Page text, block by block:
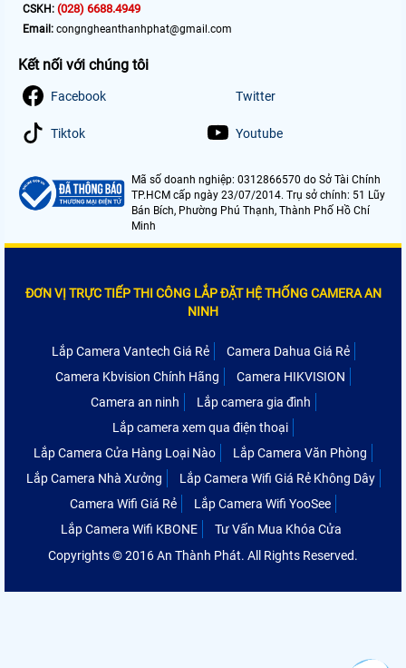
CSKH: (028) 6688.4949
Email: congngheanthanhphat@gmail.com
Kết nối với chúng tôi
Facebook Twitter
Tiktok Youtube
Mã số doanh nghiệp: 0312866570 do Sở Tài Chính
TP.HCM cấp ngày 23/07/2014. Trụ sở chính: 51 Lũy
Bán Bích, Phường Phú Thạnh, Thành Phố Hồ Chí
Minh
ĐƠN VỊ TRỰC TIẾP THI CÔNG LẮP ĐẶT HỆ THỐNG CAMERA AN
NINH
Lắp Camera Vantech Giá Rẻ
Camera Dahua Giá Rẻ
Camera Kbvision Chính Hãng
Camera HIKVISION
Camera an ninh
Lắp camera gia đình
Lắp camera xem qua điện thoại
Lắp Camera Cửa Hàng Loại Nào
Lắp Camera Văn Phòng
Lắp Camera Nhà Xưởng
Lắp Camera Wifi Giá Rẻ Không Dây
Camera Wifi Giá Rẻ
Lắp Camera Wifi YooSee
Lắp Camera Wifi KBONE
Tư Vấn Mua Khóa Cửa
Copyrights © 2016 An Thành Phát. All Rights Reserved.